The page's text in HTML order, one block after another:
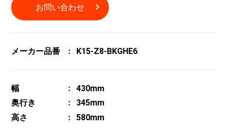
お問い合わせ
メーカー品番 K15-Z8-BKGHE6
幅
430mm
奥行き
345mm
高さ
580mm